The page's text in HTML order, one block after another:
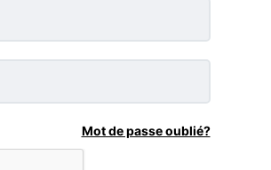
Mot de passe oublié?